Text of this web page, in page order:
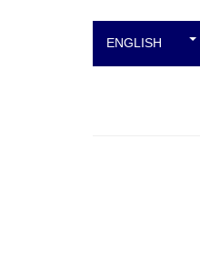
ENGLISH